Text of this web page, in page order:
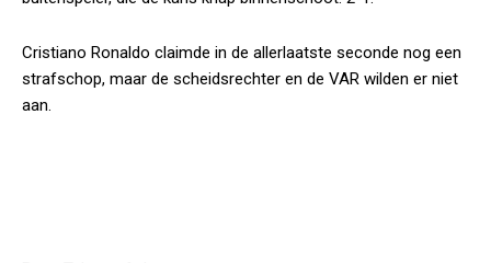
Cristiano Ronaldo claimde in de allerlaatste seconde nog een
strafschop, maar de scheidsrechter en de VAR wilden er niet
aan.